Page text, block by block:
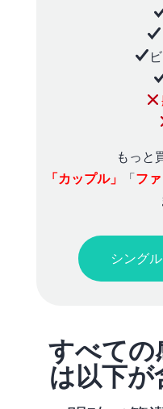
もっと
「カップル」
「ファ
シング
すべての
は以下が